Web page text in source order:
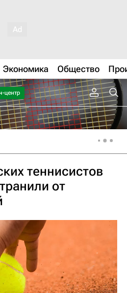
Экономика Общество
центр
теннисистов
от